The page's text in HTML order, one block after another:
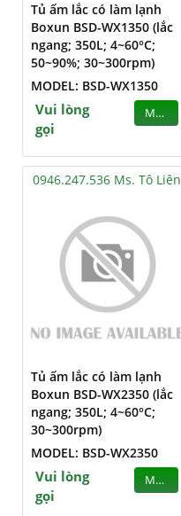
Tủ ấm lắc có làm lạnh
Boxun BSD-WX1350 (lắc
ngang; 350L; 4~60°C;
50~90%; 30~300rpm)
MODEL: BSD-WX1350
Vui lòng
gọi
MUA
0946.247.536 Ms. Tô Liên
Tủ ấm lắc có làm lạnh
Boxun BSD-WX2350 (lắc
ngang; 350L; 4~60°C;
30~300rpm)
MODEL: BSD-WX2350
Vui lòng
gọi
MUA